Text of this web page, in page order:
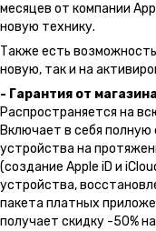
месяцев от компании
новую технику.
Также есть
новую, так и на
- Гарантия от
Распространяется на
Включает в себя
устройства на
(создание Apple iD и
устройства,
пакета платных
получает скидку -50%